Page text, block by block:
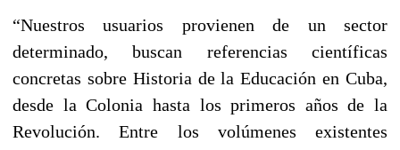
“Nuestros usuarios provienen de un sector
determinado, buscan referencias científicas
concretas sobre Historia de la Educación en Cuba,
desde la Colonia hasta los primeros años de la
Revolución. Entre los volúmenes existentes